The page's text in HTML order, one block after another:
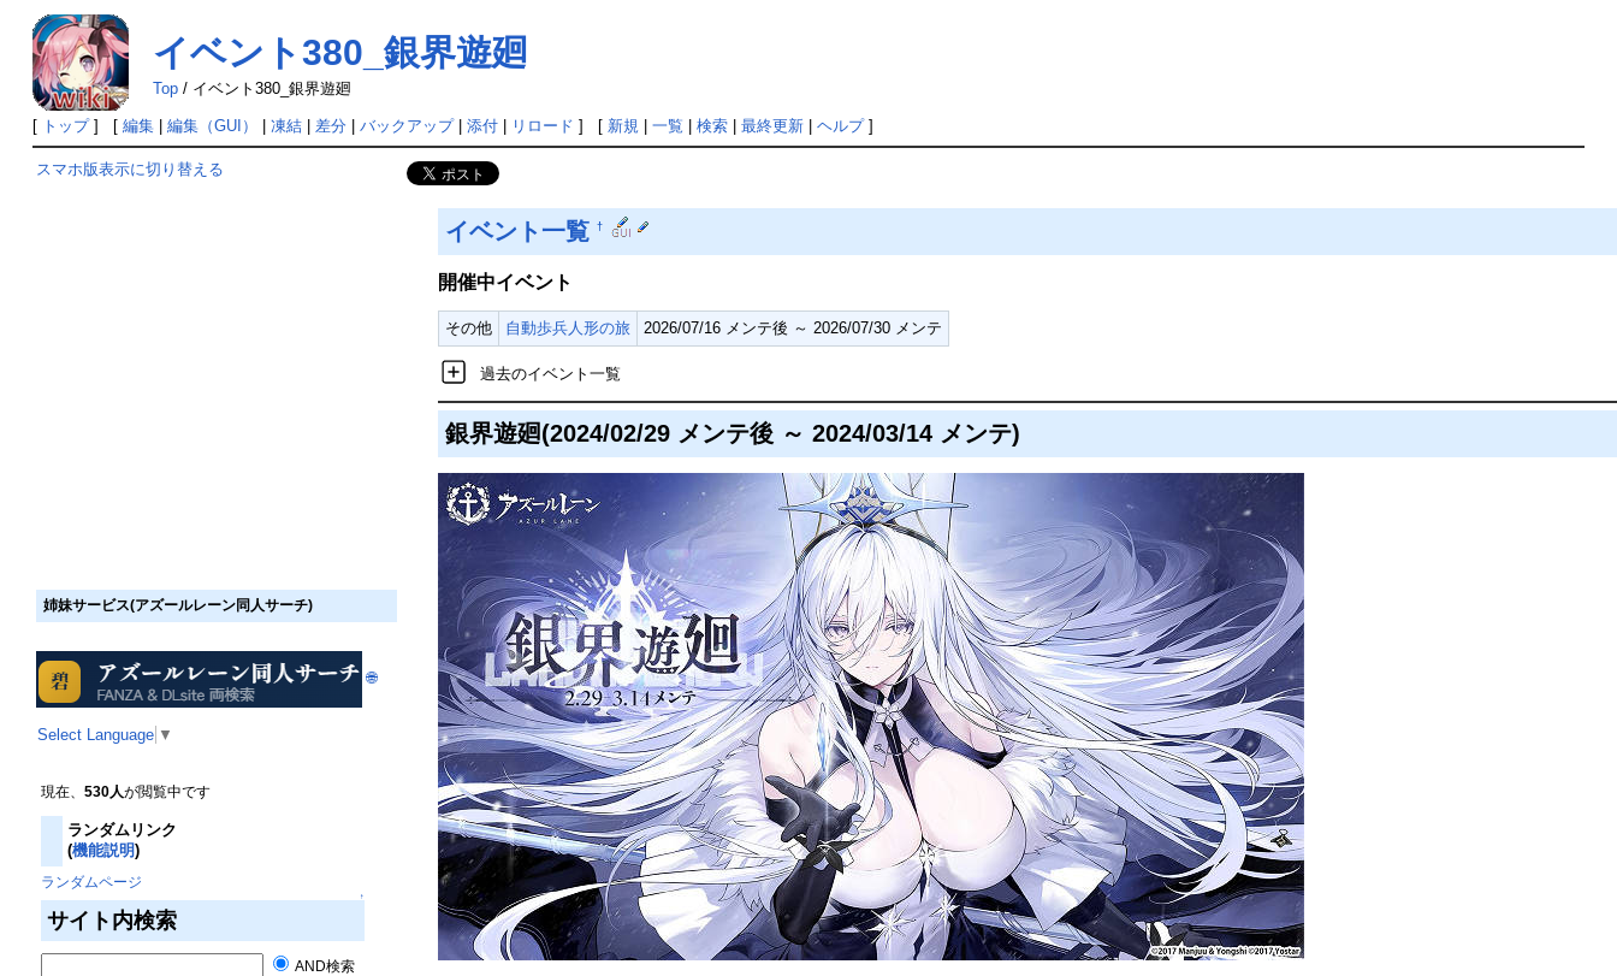
イベント380_銀界遊廻
Top/ イベント380_銀界遊廻
[ トップ] [ 編集| 編集（GUI） 凍結| 差分| バックアップ| 添付| リロード ] [ 新規| 一覧 検索| 最終更新| ヘルプ]
スマホ版表示に切り替える
姉妹サービス(アズールレーン同人サーチ)
🌐
Select Language ▼
現在、 530人が閲覧中です
ランダムリンク
(機能説明)
ランダムページ
↑
サイト内検索
AND検索
イベント一覧 †
開催中イベント
その他 自動歩兵人形の旅 2026/07/16 メンテ後 ～ 2026/07/30 メンテ
過去のイベント一覧
銀界遊廻(2024/02/29 メンテ後 ～ 2024/03/14 メンテ)